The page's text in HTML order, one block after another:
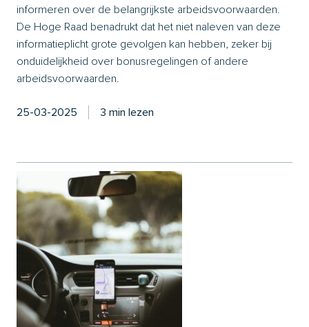
informeren over de belangrijkste arbeidsvoorwaarden.
De Hoge Raad benadrukt dat het niet naleven van deze
informatieplicht grote gevolgen kan hebben, zeker bij
onduidelijkheid over bonusregelingen of andere
arbeidsvoorwaarden.
25-03-2025 3 min lezen